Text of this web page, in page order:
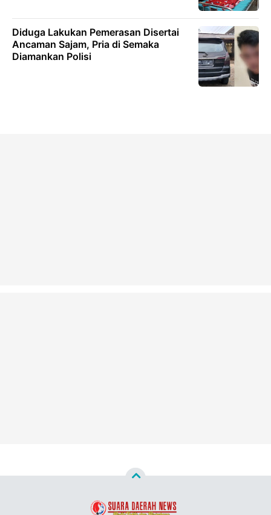
Diduga Lakukan Pemerasan Disertai
Ancaman Sajam, Pria di Semaka
Diamankan Polisi